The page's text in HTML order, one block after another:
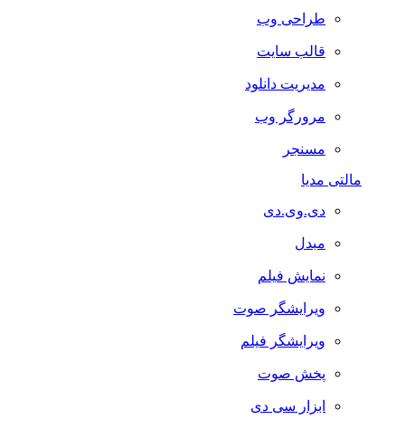
طراحی وب
قالب سایت
مدیریت دانلود
مرورگر وب
مسنجر
مالتی مدیا
دی.وی.دی
مبدل
نمایش فیلم
ویرایشگر صوت
ویرایشگر فیلم
پخش صوت
ابزار سی دی